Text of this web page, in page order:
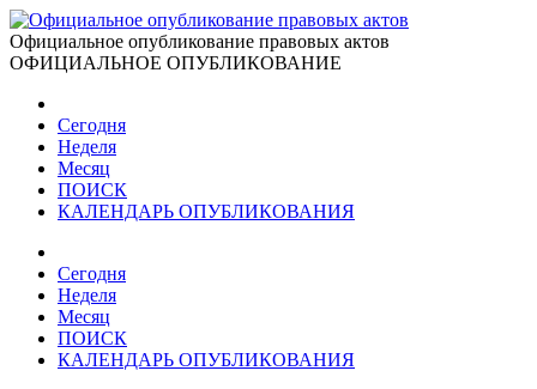
Официальное опубликование правовых актов
ОФИЦИАЛЬНОЕ ОПУБЛИКОВАНИЕ
Сегодня
Неделя
Месяц
ПОИСК
КАЛЕНДАРЬ ОПУБЛИКОВАНИЯ
Сегодня
Неделя
Месяц
ПОИСК
КАЛЕНДАРЬ ОПУБЛИКОВАНИЯ